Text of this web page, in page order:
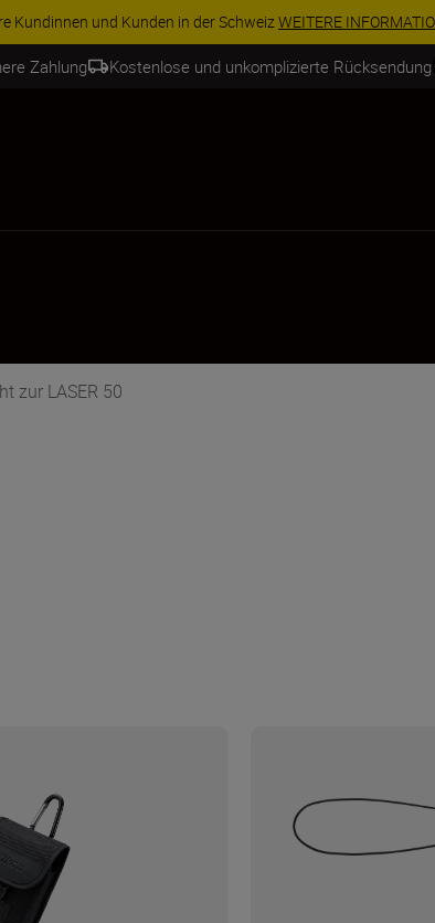
Kundinnen und Kunden in der SchweizWEITERE
Zahlung Kostenlose und unkomplizierte Rücksendung
zur LASER 50